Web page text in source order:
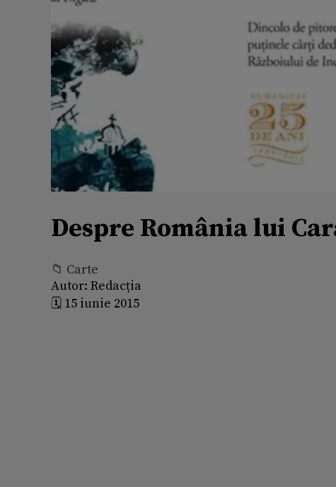
Despre România lui
📁 Carte
Autor: Redacția
🗓️ 15 iunie 2015